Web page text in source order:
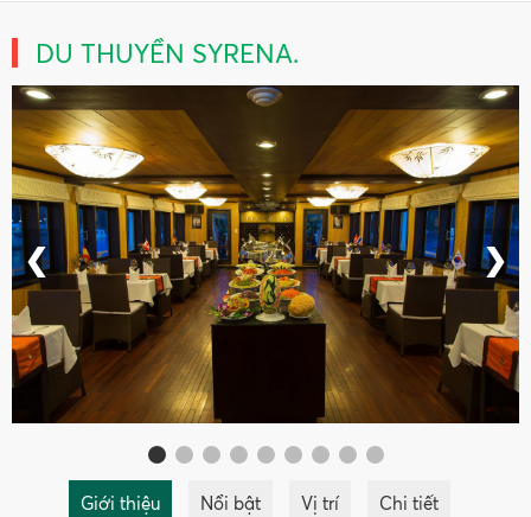
DU THUYỀN SYRENA.
❮ ❯
Giới thiệu Nổi bật Vị trí Chi tiết